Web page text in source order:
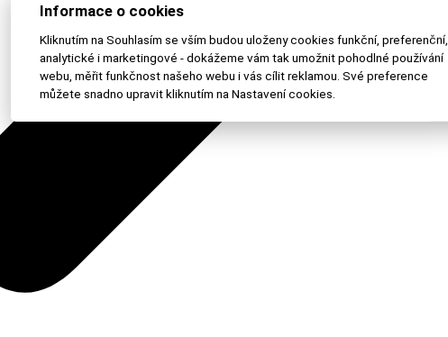
Informace o cookies
Kliknutím na Souhlasím se vším budou uloženy cookies funkční, preferenční,
analytické i marketingové - dokážeme vám tak umožnit pohodlné používání
webu, měřit funkčnost našeho webu i vás cílit reklamou. Své preference
můžete snadno upravit kliknutím na Nastavení cookies.